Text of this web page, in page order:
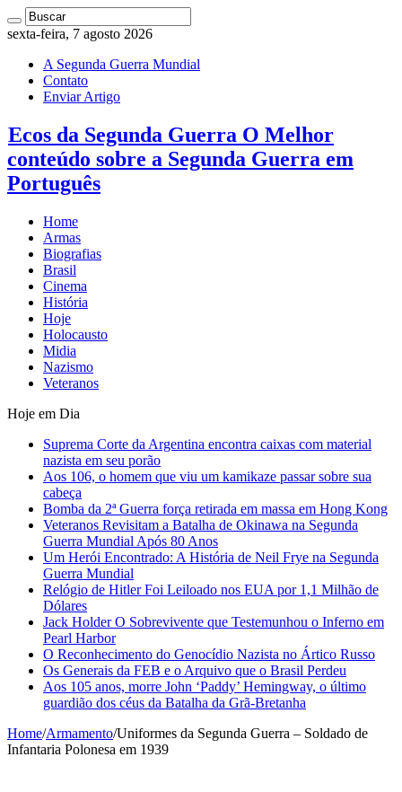
sexta-feira, 7 agosto 2026
A Segunda Guerra Mundial
Contato
Enviar Artigo
Ecos da Segunda Guerra O Melhor
conteúdo sobre a Segunda Guerra em
Português
Home
Armas
Biografias
Brasil
Cinema
História
Hoje
Holocausto
Midia
Nazismo
Veteranos
Hoje em Dia
Suprema Corte da Argentina encontra caixas com material
nazista em seu porão
Aos 106, o homem que viu um kamikaze passar sobre sua
cabeça
Bomba da 2ª Guerra força retirada em massa em Hong Kong
Veteranos Revisitam a Batalha de Okinawa na Segunda
Guerra Mundial Após 80 Anos
Um Herói Encontrado: A História de Neil Frye na Segunda
Guerra Mundial
Relógio de Hitler Foi Leiloado nos EUA por 1,1 Milhão de
Dólares
Jack Holder O Sobrevivente que Testemunhou o Inferno em
Pearl Harbor
O Reconhecimento do Genocídio Nazista no Ártico Russo
Os Generais da FEB e o Arquivo que o Brasil Perdeu
Aos 105 anos, morre John ‘Paddy’ Hemingway, o último
guardião dos céus da Batalha da Grã-Bretanha
Home/Armamento/Uniformes da Segunda Guerra – Soldado de
Infantaria Polonesa em 1939